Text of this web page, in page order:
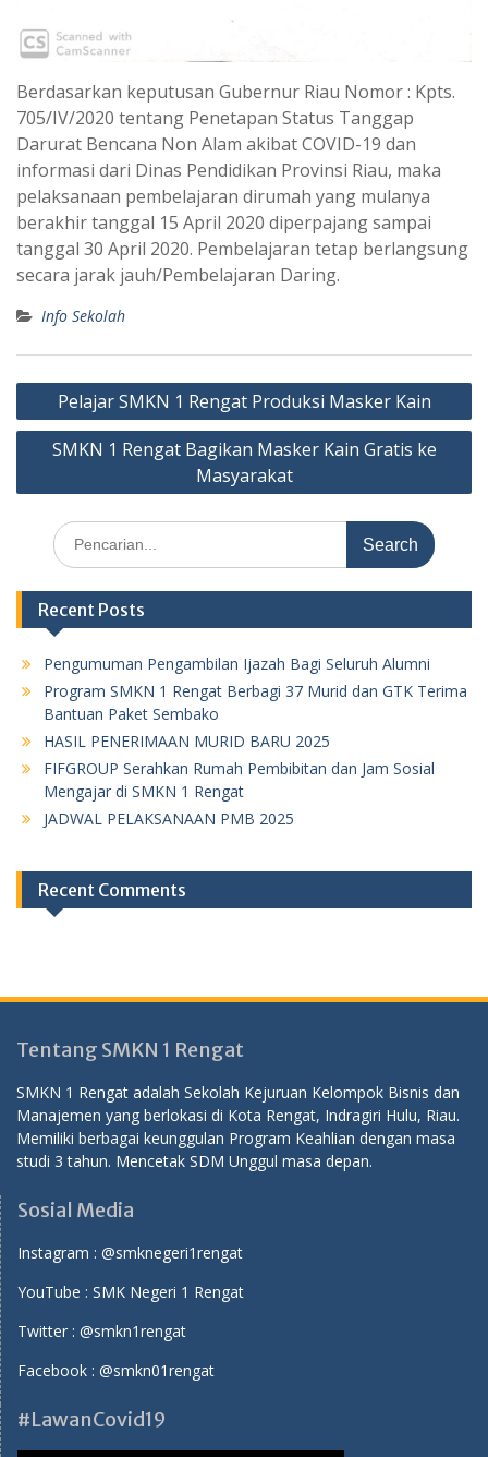
Berdasarkan keputusan Gubernur Riau Nomor : Kpts.
705/IV/2020 tentang Penetapan Status Tanggap
Darurat Bencana Non Alam akibat COVID-19 dan
informasi dari Dinas Pendidikan Provinsi Riau, maka
pelaksanaan pembelajaran dirumah yang mulanya
berakhir tanggal 15 April 2020 diperpajang sampai
tanggal 30 April 2020. Pembelajaran tetap berlangsung
secara jarak jauh/Pembelajaran Daring.
Info Sekolah
Post
navigation
Pelajar SMKN 1 Rengat Produksi Masker Kain
SMKN 1 Rengat Bagikan Masker Kain Gratis ke
Masyarakat
Search
for:
Recent Posts
Pengumuman Pengambilan Ijazah Bagi Seluruh Alumni
Program SMKN 1 Rengat Berbagi 37 Murid dan GTK Terima
Bantuan Paket Sembako
HASIL PENERIMAAN MURID BARU 2025
FIFGROUP Serahkan Rumah Pembibitan dan Jam Sosial
Mengajar di SMKN 1 Rengat
JADWAL PELAKSANAAN PMB 2025
Recent Comments
Tentang SMKN 1 Rengat
SMKN 1 Rengat adalah Sekolah Kejuruan Kelompok Bisnis dan
Manajemen yang berlokasi di Kota Rengat, Indragiri Hulu, Riau.
Memiliki berbagai keunggulan Program Keahlian dengan masa
studi 3 tahun. Mencetak SDM Unggul masa depan.
Sosial Media
Instagram : @smknegeri1rengat
YouTube : SMK Negeri 1 Rengat
Twitter : @smkn1rengat
Facebook : @smkn01rengat
#LawanCovid19